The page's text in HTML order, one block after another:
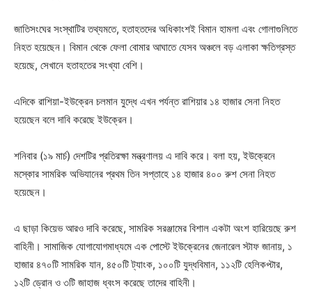
জাতিসংঘের সংস্থাটির তথ্যমতে, হতাহতদের অধিকাংশই বিমান হামলা এবং গোলাগুলিতে
নিহত হয়েছেন। বিমান থেকে ফেলা বোমার আঘাতে যেসব অঞ্চলে বড় এলাকা ক্ষতিগ্রস্ত
হয়েছে, সেখানে হতাহতের সংখ্যা বেশি।
এদিকে রাশিয়া-ইউক্রেন চলমান যুদ্ধে এখন পর্যন্ত রাশিয়ার ১৪ হাজার সেনা নিহত
হয়েছেন বলে দাবি করেছে ইউক্রেন।
শনিবার (১৯ মার্চ) দেশটির প্রতিরক্ষা মন্ত্রণালয় এ দাবি করে। বলা হয়, ইউক্রেনে
মস্কোর সামরিক অভিযানের প্রথম তিন সপ্তাহে ১৪ হাজার ৪০০ রুশ সেনা নিহত
হয়েছেন।
এ ছাড়া কিয়েভ আরও দাবি করেছে, সামরিক সরঞ্জামের বিশাল একটা অংশ হারিয়েছে রুশ
বাহিনী। সামাজিক যোগাযোগমাধ্যমে এক পোস্টে ইউক্রেনের জেনারেল স্টাফ জানায়, ১
হাজার ৪৭০টি সামরিক যান, ৪৫০টি ট্যাংক, ১০০টি যুদ্ধবিমান, ১১২টি হেলিকপ্টার,
১২টি ড্রোন ও ৩টি জাহাজ ধ্বংস করেছে তাদের বাহিনী।